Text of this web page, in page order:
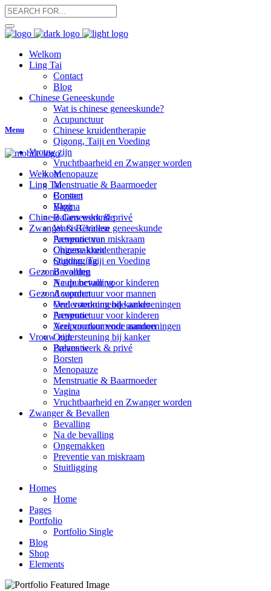
Welkom
Ling Tai
Contact
Blog
Chinese Geneeskunde
Wat is chinese geneeskunde?
Acupunctuur
Chinese kruidentherapie
Qigong, Taiji en Voeding
Vrouw zijn
Vruchtbaarheid en Zwanger worden
Menopauze
Menstruatie & Baarmoeder
Borsten
Vagina
Balans werk & privé
Zwanger & Bevallen
Preventie van miskraam
Ongemakken
Stuitligging
Bevalling
Na de bevalling
Gezond worden
Veel voorkomende aandoeningen
Acupunctuur voor kinderen
Acupunctuur voor mannen
Ondersteuning bij kanker
Preventie
Menu
Welkom
Ling Tai
Contact
Blog
Chinese Geneeskunde
Wat is Chinese geneeskunde
Acupunctuur
Chinese kruidentherapie
Qigong, Taiji en Voeding
Gezond worden
Acupunctuur voor kinderen
Acupunctuur voor mannen
Ondersteuning bij kanker
Preventie
Veel voorkomende aandoeningen
Vrouw zijn
Balans werk & privé
Borsten
Menopauze
Menstruatie & Baarmoeder
Vagina
Vruchtbaarheid en Zwanger worden
Zwanger & Bevallen
Bevalling
Na de bevalling
Ongemakken
Preventie van miskraam
Stuitligging
Homes
Home
Pages
Portfolio
Portfolio Single
Blog
Shop
Elements